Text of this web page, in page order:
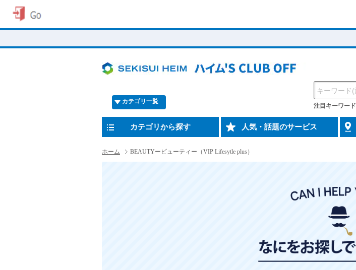
カテゴリ一覧
注目キーワード
カテゴリから探す 人気・話題のサービス
ホーム BEAUTYービューティー（VIP Lifesytle plus）